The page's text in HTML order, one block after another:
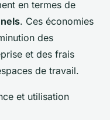
en termes de
. Ces économies
des
et des frais
de travail.
et utilisation